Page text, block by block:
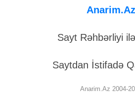
Anarim.Az
Sayt Rəhbərliyi
Saytdan İstifadə
Anarim.Az 2004-